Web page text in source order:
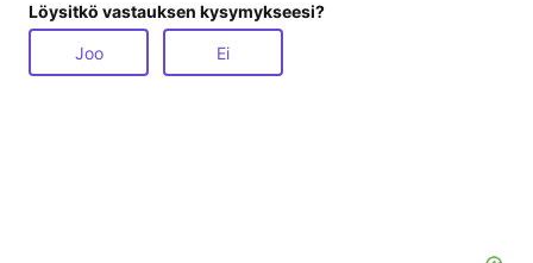
Löysitkö vastauksen kysymykseesi?
Joo Ei